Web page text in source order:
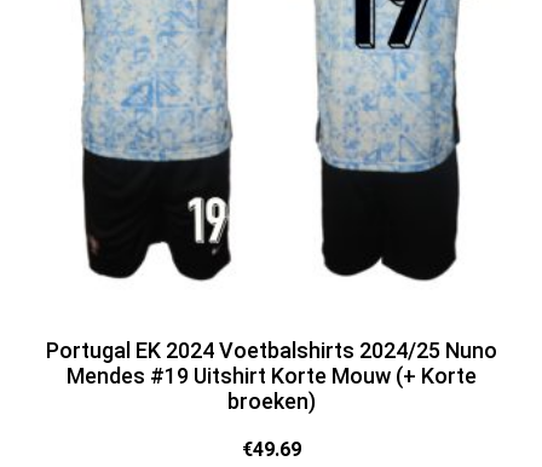
Portugal EK 2024 Voetbalshirts 2024/25 Nuno
Mendes #19 Uitshirt Korte Mouw (+ Korte
broeken)
€49.69